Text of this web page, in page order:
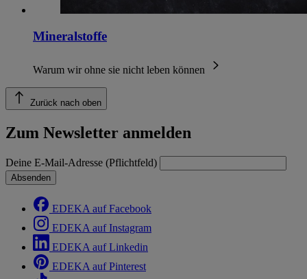
Mineralstoffe
Warum wir ohne sie nicht leben können
Zurück nach oben
Zum Newsletter anmelden
Deine E-Mail-Adresse (Pflichtfeld)
Absenden
EDEKA auf Facebook
EDEKA auf Instagram
EDEKA auf Linkedin
EDEKA auf Pinterest